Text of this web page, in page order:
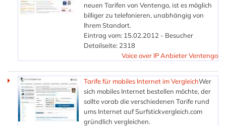
neuen Tarifen von Ventengo, ist es möglich
billiger zu telefonieren, unabhängig von
Ihrem Standort.
Eintrag vom: 15.02.2012 - Besucher
Detailseite: 2318
Voice over IP Anbieter Ventengo
Tarife für mobiles Internet im VergleichWer
sich mobiles Internet bestellen möchte, der
sollte vorab die verschiedenen Tarife rund
ums Internet auf Surfstickvergleich.com
gründlich vergleichen.